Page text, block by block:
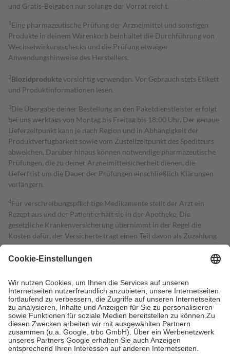
und Gratis-Beigaben nur solange der Vorrat reicht.
1 Eine pharmazeutische Prüfung der Arzneimittel und sonstigen
Produkte in deinem Warenkorb beinhaltet die Durchführung von
Wechselwirkungschecks und die Prüfung etwaiger
Anwendungshinweise des Herstellers.
2Biozidproduktevorsichtig verwenden. Vor Gebrauch stets Etikett
und Produktinformationen lesen.
3Die Übergabe deiner Bestellung an den Paketdienstleister erfolgt
bei uns werktags von Montag bis Freitag bis 18:00 Uhr. Der genaue
Lieferzeitpunkt kann je nach Region und in Abhängigkeit der
Produktverfügbarkeit sowie vom Zustellzeitpunkt des Spediteurs
abweichen. Darüber hinaus können notwendige pharmazeutische
Prüfungen, die zu deiner Arzneimittelsicherheit dienen, die
Lieferfrist um die Dauer der Prüfungen einschließlich Klärungen
verlängern.
4Für verschreibungspflichtige Medikamente stellt der Arzt ein
Rezept aus und der Patient erhält sie in der Apotheke. Die
gesetzliche Krankenversicherung übernimmt in der Regel die
Kosten dafür, der Versicherte trägt einen Teil davon als Zuzahlung
mit.
Grundsätzlich leisten Mitglieder Zuzahlungen in Höhe von zehn
höchstens zehn Euro.
Es sind jedoch nie mehr als die tatsächlichen
Kosten der Leistung zu entrichten.
Diese Regeln gelten grundsätzlich auch für Online-Apotheken.
Bei Heilmitteln und häuslicher Krankenpflege beträgt die
Zuzahlung zehn Prozent der Kosten sowie zehn Euro je
Verordnung.
Um das Engagement der Versicherten für ihre eigene Gesundheit zu